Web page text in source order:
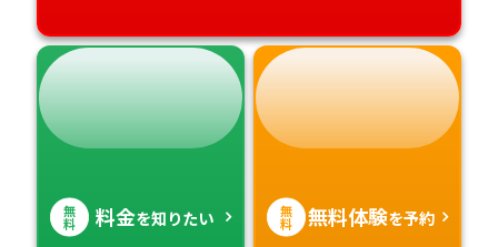
無
料 料金を知りたい 無
料 無料体験を予約